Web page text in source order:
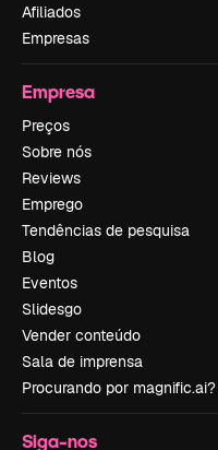
Afiliados
Empresas
Empresa
Preços
Sobre nós
Reviews
Emprego
Tendências de pesquisa
Blog
Eventos
Slidesgo
Vender conteúdo
Sala de imprensa
Procurando por magnific.ai?
Siga-nos